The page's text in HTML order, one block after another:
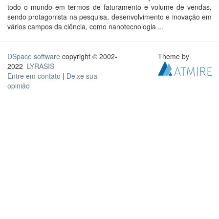
todo o mundo em termos de faturamento e volume de vendas,
sendo protagonista na pesquisa, desenvolvimento e inovação em
vários campos da ciência, como nanotecnologia ...
DSpace software copyright © 2002-
2022 LYRASIS
Entre em contato | Deixe sua
opinião
Theme by